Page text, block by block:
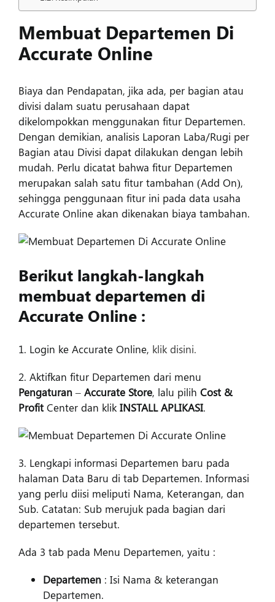
Membuat Departemen Di
Accurate Online
Biaya dan Pendapatan, jika ada, per bagian atau
divisi dalam suatu perusahaan dapat
dikelompokkan menggunakan fitur Departemen.
Dengan demikian, analisis Laporan Laba/Rugi per
Bagian atau Divisi dapat dilakukan dengan lebih
mudah. Perlu dicatat bahwa fitur Departemen
merupakan salah satu fitur tambahan (Add On),
sehingga penggunaan fitur ini pada data usaha
Accurate Online akan dikenakan biaya tambahan.
Berikut langkah-langkah
membuat departemen di
Accurate Online :
1. Login ke Accurate Online, klik disini.
2. Aktifkan fitur Departemen dari menu
Pengaturan – Accurate Store, lalu pilih Cost &
Profit Center dan klik INSTALL APLIKASI.
3. Lengkapi informasi Departemen baru pada
halaman Data Baru di tab Departemen. Informasi
yang perlu diisi meliputi Nama, Keterangan, dan
Sub. Catatan: Sub merujuk pada bagian dari
departemen tersebut.
Ada 3 tab pada Menu Departemen, yaitu :
Departemen : Isi Nama & keterangan
Departemen.